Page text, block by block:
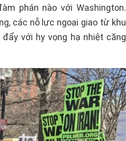
phán nào với Washington.
các nỗ lực ngoại giao từ khu
với hy vọng hạ nhiệt căng